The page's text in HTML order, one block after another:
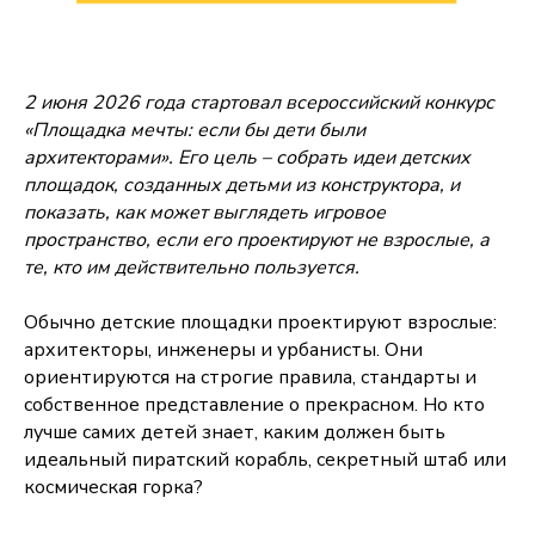
2 июня 2026 года стартовал всероссийский конкурс
«Площадка мечты: если бы дети были
архитекторами». Его цель – собрать идеи детских
площадок, созданных детьми из конструктора, и
показать, как может выглядеть игровое
пространство, если его проектируют не взрослые, а
те, кто им действительно пользуется.
Обычно детские площадки проектируют взрослые:
архитекторы, инженеры и урбанисты. Они
ориентируются на строгие правила, стандарты и
собственное представление о прекрасном. Но кто
лучше самих детей знает, каким должен быть
идеальный пиратский корабль, секретный штаб или
космическая горка?